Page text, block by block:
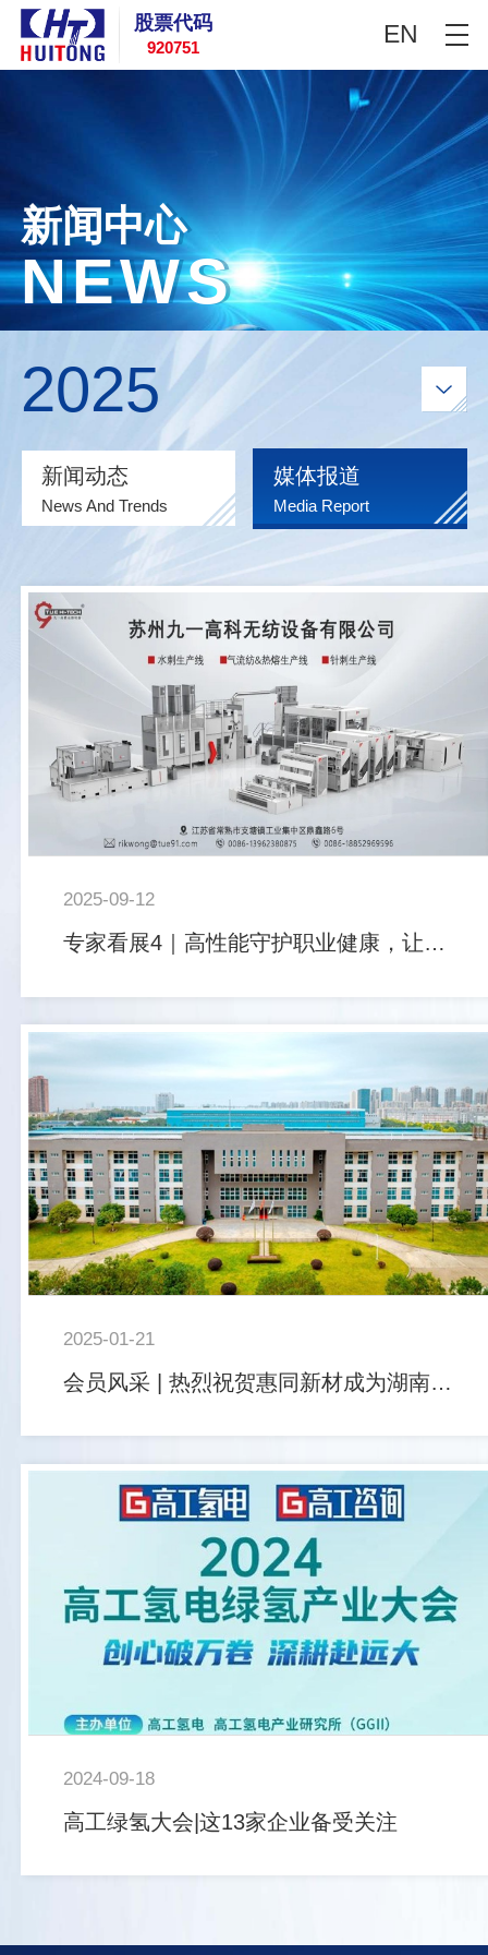
股票代码
920751 EN
新闻中心
NEWS
2025
新闻动态
News And Trends
媒体报道
Media Report
2025-09-12
专家看展4｜高性能守护职业健康，让防护更加安全舒适
2025-01-21
会员风采 | 热烈祝贺惠同新材成为湖南省电池行业协会及协会氢能产业技术创新联合体副会长单位！
2024-09-18
高工绿氢大会|这13家企业备受关注